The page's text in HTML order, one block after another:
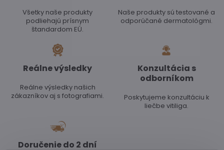
Všetky naše produkty
podliehajú prísnym
štandardom EÚ.
Naše produkty sú testované a
odporúčané dermatológmi.
Reálne výsledky
Reálne výsledky našich
zákazníkov aj s fotografiami.
Konzultácia s
odborníkom
Poskytujeme konzultáciu k
liečbe vitiliga.
Doručenie do 2 dní